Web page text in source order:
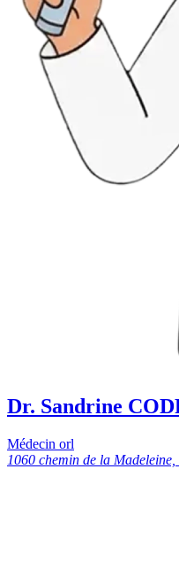
Dr. Sandrine
Médecin orl
1060 chemin de la